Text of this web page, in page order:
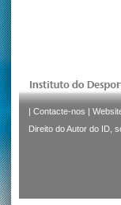
| Contacte-nos |
Direito do Autor do ID,